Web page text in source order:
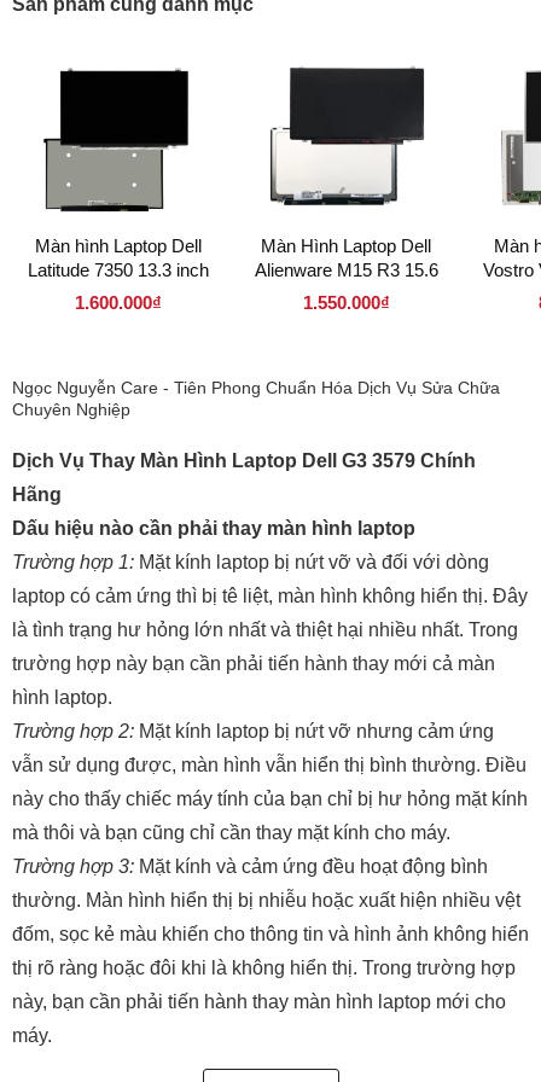
Sản phẩm cùng danh mục
Màn hình Laptop Dell
Latitude 7350 13.3 inch
LED Mỏng 30 pin (
1.600.000₫
Màn Hình Laptop Dell
Alienware M15 R3 15.6
inch LED mỏng 40 Pin
1.550.000₫
Màn
Vostro
Ngọc Nguyễn Care - Tiên Phong Chuẩn Hóa Dịch Vụ Sửa Chữa
Chuyên Nghiệp
Dịch Vụ Thay Màn Hình Laptop Dell G3 3579 Chính
Hãng
Dấu hiệu nào cần phải thay màn hình laptop
Trường hợp 1: Mặt kính laptop bị nứt vỡ và đối với dòng
laptop có cảm ứng thì bị tê liệt, màn hình không hiển thị. Đây
là tình trạng hư hỏng lớn nhất và thiệt hại nhiều nhất. Trong
trường hợp này bạn cần phải tiến hành thay mới cả màn
hình laptop.
Trường hợp 2: Mặt kính laptop bị nứt vỡ nhưng cảm ứng
vẫn sử dụng được, màn hình vẫn hiển thị bình thường. Điều
này cho thấy chiếc máy tính của bạn chỉ bị hư hỏng mặt kính
mà thôi và bạn cũng chỉ cần thay mặt kính cho máy.
Trường hợp 3: Mặt kính và cảm ứng đều hoạt động bình
thường. Màn hình hiển thị bị nhiễu hoặc xuất hiện nhiều vệt
đốm, sọc kẻ màu khiến cho thông tin và hình ảnh không hiển
thị rõ ràng hoặc đôi khi là không hiển thị. Trong trường hợp
này, bạn cần phải tiến hành thay màn hình laptop mới cho
máy.
: Laptop bị rơi vỡ mặt kính, đồng thời cảm ứng